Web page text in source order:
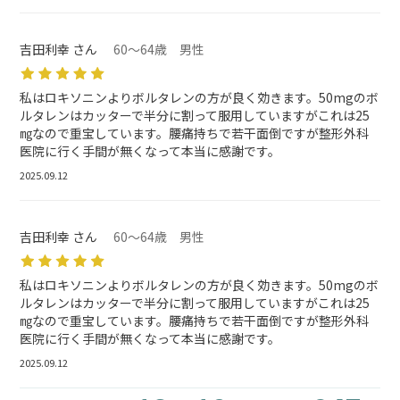
吉田利幸 さん 60～64歳 男性
私はロキソニンよりボルタレンの方が良く効きます。50mgのボ
ルタレンはカッターで半分に割って服用していますがこれは25
㎎なので重宝しています。腰痛持ちで若干面倒ですが整形外科
医院に行く手間が無くなって本当に感謝です。
2025.09.12
吉田利幸 さん 60～64歳 男性
私はロキソニンよりボルタレンの方が良く効きます。50mgのボ
ルタレンはカッターで半分に割って服用していますがこれは25
㎎なので重宝しています。腰痛持ちで若干面倒ですが整形外科
医院に行く手間が無くなって本当に感謝です。
2025.09.12